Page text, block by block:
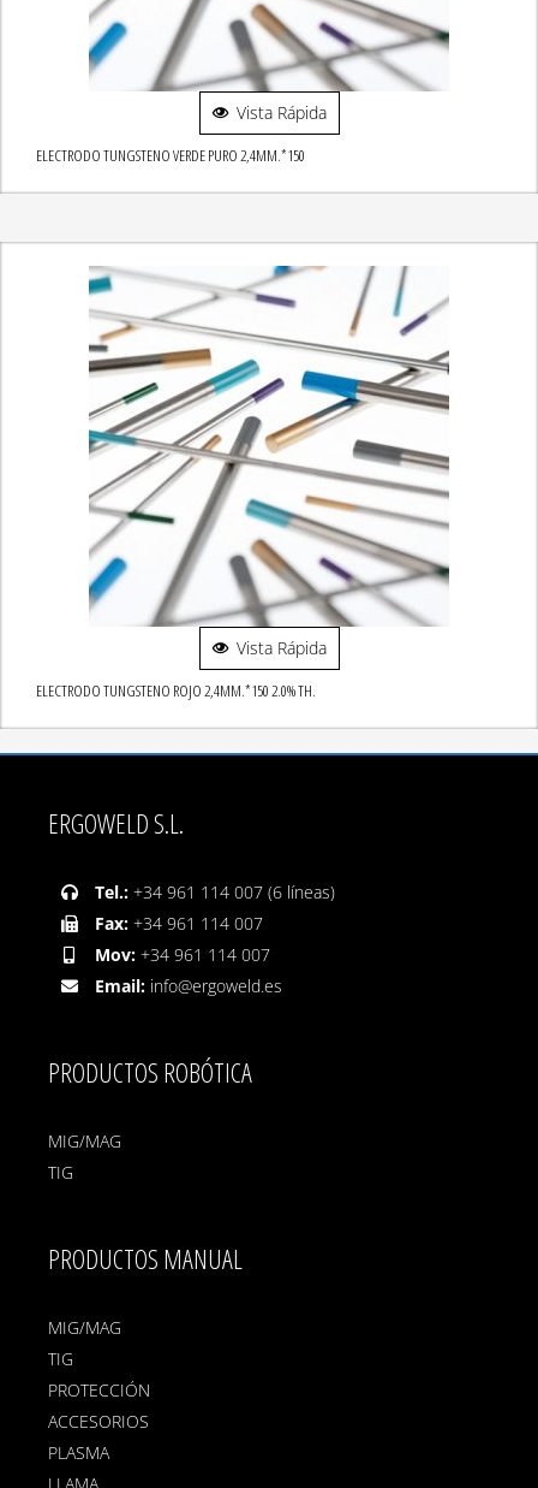
Vista Rápida
ELECTRODO TUNGSTENO VERDE PURO 2,4MM.*150
Vista Rápida
ELECTRODO TUNGSTENO ROJO 2,4MM.*150 2.0% TH.
ERGOWELD S.L.
Tel.: +34 961 114 007 (6 líneas)
Fax: +34 961 114 007
Mov: +34 961 114 007
Email: info@ergoweld.es
PRODUCTOS ROBÓTICA
MIG/MAG
TIG
PRODUCTOS MANUAL
MIG/MAG
TIG
PROTECCIÓN
ACCESORIOS
PLASMA